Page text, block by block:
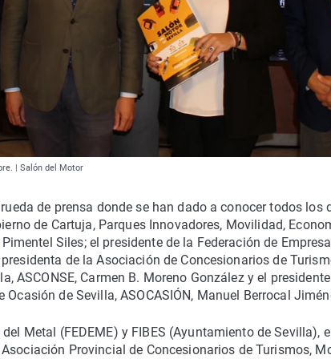
| Salón del Motor
de prensa donde se han dado a conocer todos los
de Cartuja, Parques Innovadores, Movilidad,
Siles; el presidente de la Federación de
de la Asociación de Concesionarios de
ASCONSE, Carmen B. Moreno González y el
de Sevilla, ASOCASIÓN, Manuel Berrocal
Metal (FEDEME) y FIBES (Ayuntamiento de Sevilla),
Provincial de Concesionarios de Turismos,